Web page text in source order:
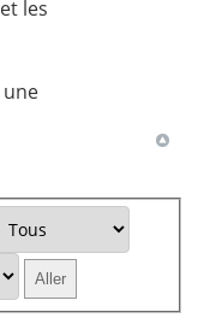
les
une